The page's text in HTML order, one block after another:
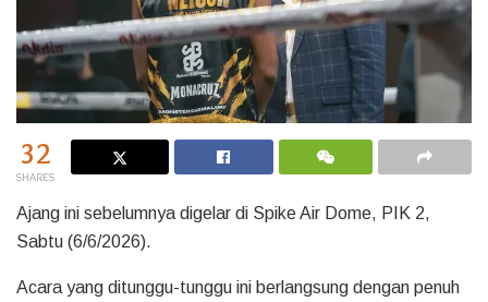
32
SHARES
Ajang ini sebelumnya digelar di Spike Air Dome, PIK 2,
Sabtu (6/6/2026).
Acara yang ditunggu-tunggu ini berlangsung dengan penuh